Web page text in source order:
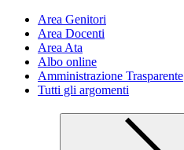
Area Genitori
Area Docenti
Area Ata
Albo online
Amministrazione Trasparente
Tutti gli argomenti